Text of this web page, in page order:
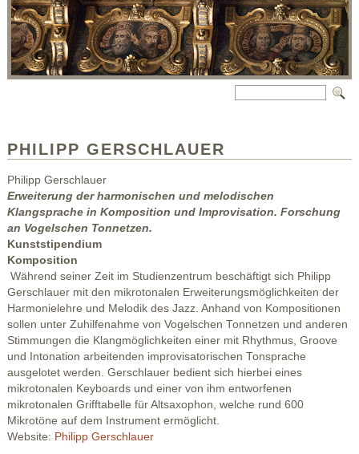
PHILIPP GERSCHLAUER
Philipp Gerschlauer
Erweiterung der harmonischen und melodischen
Klangsprache in Komposition und Improvisation. Forschung
an Vogelschen Tonnetzen.
Kunststipendium
Komposition
Während seiner Zeit im Studienzentrum beschäftigt sich Philipp
Gerschlauer mit den mikrotonalen Erweiterungsmöglichkeiten der
Harmonielehre und Melodik des Jazz. Anhand von Kompositionen
sollen unter Zuhilfenahme von Vogelschen Tonnetzen und anderen
Stimmungen die Klangmöglichkeiten einer mit Rhythmus, Groove
und Intonation arbeitenden improvisatorischen Tonsprache
ausgelotet werden. Gerschlauer bedient sich hierbei eines
mikrotonalen Keyboards und einer von ihm entworfenen
mikrotonalen Grifftabelle für Altsaxophon, welche rund 600
Mikrotöne auf dem Instrument ermöglicht.
Website: Philipp Gerschlauer